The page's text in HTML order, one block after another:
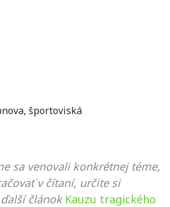
, športoviská
sa venovali konkrétnej téme,
v čítaní, určite si
článok Kauzu tragického